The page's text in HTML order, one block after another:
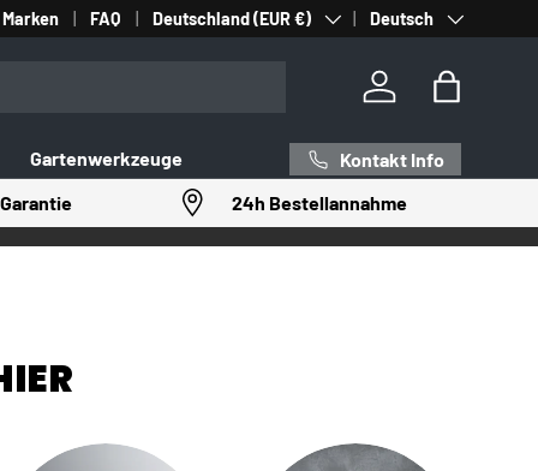
Marken FAQ Land/Region
Deutschland (EUR €) SpracheDeutsch
Einloggen
Gartenwerkzeuge
Kontakt Info
24h Bestellannahme